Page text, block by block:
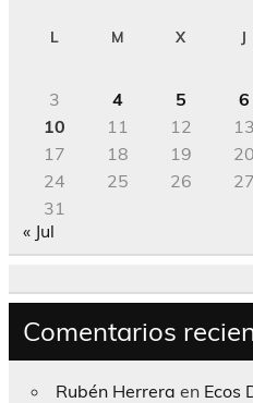
L M X J
3
4 5 6
10
11 12 13
17
18 19 20
24
25 26 27
31
« Jul
Comentarios
Rubén Herrera en Ecos